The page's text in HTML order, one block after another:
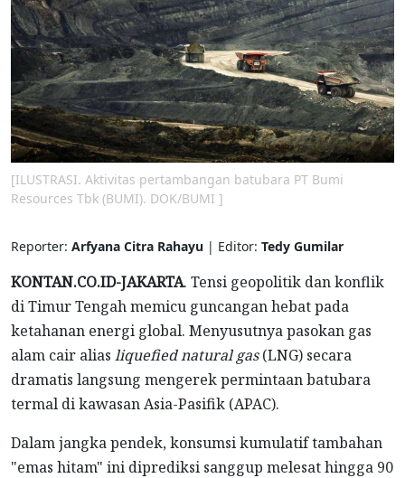
[ILUSTRASI. Aktivitas pertambangan batubara PT Bumi
Resources Tbk (BUMI). DOK/BUMI ]
Reporter: Arfyana Citra Rahayu | Editor: Tedy Gumilar
KONTAN.CO.ID-JAKARTA. Tensi geopolitik dan konflik
di Timur Tengah memicu guncangan hebat pada
ketahanan energi global. Menyusutnya pasokan gas
alam cair alias liquefied natural gas(LNG) secara
dramatis langsung mengerek permintaan batubara
termal di kawasan Asia-Pasifik (APAC).
Dalam jangka pendek, konsumsi kumulatif tambahan
"emas hitam" ini diprediksi sanggup melesat hingga 90